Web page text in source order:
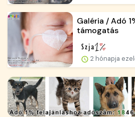
Galéria / Adó
támogatás
2 hónapja